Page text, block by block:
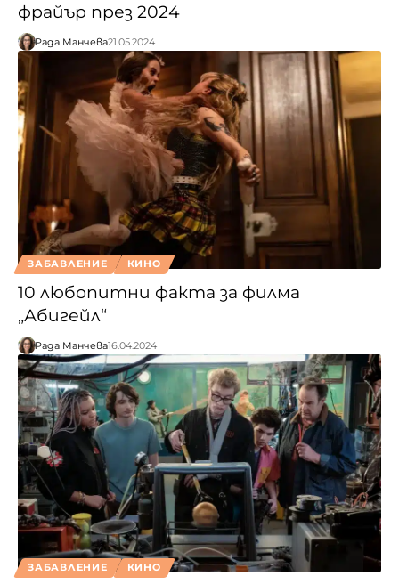
фрайър през 2024
Рада Манчева21.05.2024
ЗАБАВЛЕНИЕ КИНО
10 любопитни факта за филма
„Абигейл“
Рада Манчева16.04.2024
ЗАБАВЛЕНИЕ КИНО